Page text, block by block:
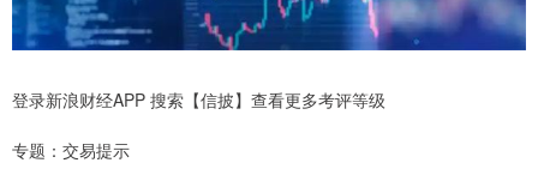
登录新浪财经APP 搜索【信披】查看更多考评等级
专题：交易提示